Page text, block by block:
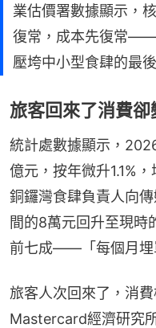
業估價署數據顯示，
復常，成本先復常——
壓垮中小型食肆的最
旅客回來了消費卻
統計處數據顯示，
億元，按年微升1.1%
銅鑼灣食肆負責人向
間的8萬元回升至現時
前七成——「每個月埋
旅客人次回來了，消
Mastercard經濟研究